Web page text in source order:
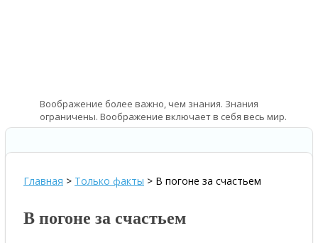
Воображение более важно, чем знания. Знания
ограничены. Воображение включает в себя весь мир.
Главная > Только факты > В погоне за счастьем
В погоне за счастьем